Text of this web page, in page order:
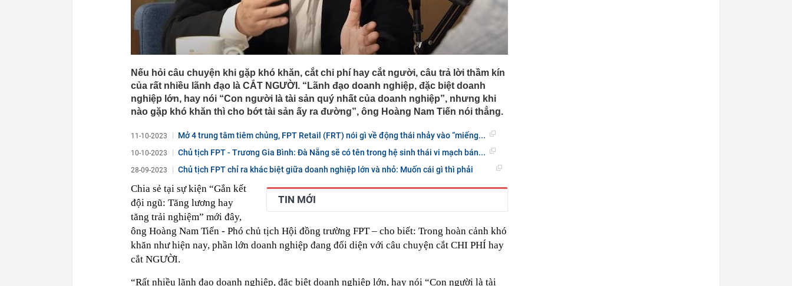
ngay trong tháng 8
Nếu hỏi câu chuyện khi gặp khó khăn, cắt chi phí hay cắt người, câu trả lời thầm kín
của rất nhiều lãnh đạo là CẮT NGƯỜI. “Lãnh đạo doanh nghiệp, đặc biệt doanh
nghiệp lớn, hay nói “Con người là tài sản quý nhất của doanh nghiệp”, nhưng khi
nào gặp khó khăn thì cho bớt tài sản ấy ra đường”, ông Hoàng Nam Tiến nói thẳng.
11-10-2023 Mở 4 trung tâm tiêm chủng, FPT Retail (FRT) nói gì về động thái nhảy vào “miếng...
10-10-2023 Chủ tịch FPT - Trương Gia Bình: Đà Nẵng sẽ có tên trong hệ sinh thái vi mạch bán...
28-09-2023
Chủ tịch FPT chỉ ra khác biệt giữa doanh nghiệp lớn và nhỏ: Muốn cái gì thì phải
TIN MỚI
Chia sẻ tại sự kiện “Gắn kết
đội ngũ: Tăng lương hay
tăng trải nghiệm” mới đây,
ông Hoàng Nam Tiến - Phó chủ tịch Hội đồng trường FPT – cho biết: Trong hoàn cảnh khó
khăn như hiện nay, phần lớn doanh nghiệp đang đối diện với câu chuyện cắt CHI PHÍ hay
cắt NGƯỜI.
“Rất nhiều lãnh đạo doanh nghiệp, đặc biệt doanh nghiệp lớn, hay nói “Con người là tài